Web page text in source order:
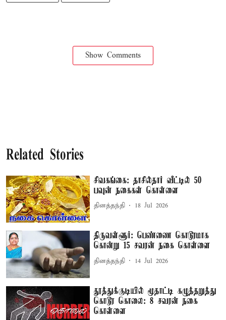
Show Comments
Related Stories
சிவகங்கை: தாசில்தார் வீட்டில் 50
பவுன் நகைகள் கொள்ளை
தினத்தந்தி 18 Jul 2026
திருவள்ளூர்: பெண்ணை கொடூரமாக
கொன்று 15 சவரன் நகை கொள்ளை
தினத்தந்தி 14 Jul 2026
தூத்துக்குடியில் மூதாட்டி கழுத்தறுத்து
கொடூர கொலை: 8 சவரன் நகை
கொள்ளை